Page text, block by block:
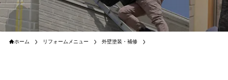
ホーム リフォームメニュー 外壁塗装・補修